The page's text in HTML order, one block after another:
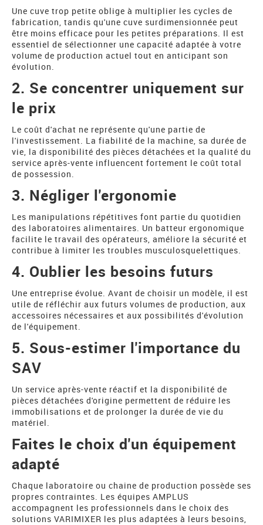
Une cuve trop petite oblige à multiplier les cycles de
fabrication, tandis qu'une cuve surdimensionnée peut
être moins efficace pour les petites préparations. Il est
essentiel de sélectionner une capacité adaptée à votre
volume de production actuel tout en anticipant son
évolution.
2. Se concentrer uniquement sur
le prix
Le coût d'achat ne représente qu'une partie de
l'investissement. La fiabilité de la machine, sa durée de
vie, la disponibilité des pièces détachées et la qualité du
service après-vente influencent fortement le coût total
de possession.
3. Négliger l'ergonomie
Les manipulations répétitives font partie du quotidien
des laboratoires alimentaires. Un batteur ergonomique
facilite le travail des opérateurs, améliore la sécurité et
contribue à limiter les troubles musculosquelettiques.
4. Oublier les besoins futurs
Une entreprise évolue. Avant de choisir un modèle, il est
utile de réfléchir aux futurs volumes de production, aux
accessoires nécessaires et aux possibilités d'évolution
de l'équipement.
5. Sous-estimer l'importance du
SAV
Un service après-vente réactif et la disponibilité de
pièces détachées d'origine permettent de réduire les
immobilisations et de prolonger la durée de vie du
matériel.
Faites le choix d'un équipement
adapté
Chaque laboratoire ou chaine de production possède ses
propres contraintes. Les équipes AMPLUS
accompagnent les professionnels dans le choix des
solutions VARIMIXER les plus adaptées à leurs besoins,